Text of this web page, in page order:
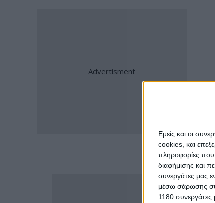
Εμείς και οι
cookies, και
πληροφορίες που
διαφήμισης και
συνεργάτες μας
μέσω σάρωσης
1180 συνεργάτες